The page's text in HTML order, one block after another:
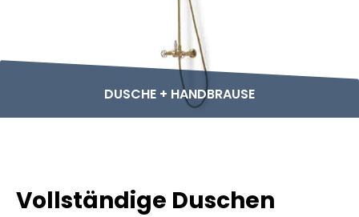
DUSCHE + HANDBRAUSE
Vollständige Duschen